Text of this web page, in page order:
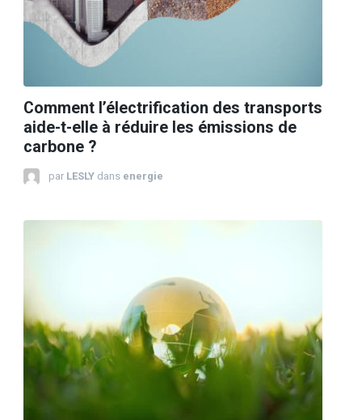
Comment l’électrification des transports
aide-t-elle à réduire les émissions de
carbone ?
par LESLY dans energie